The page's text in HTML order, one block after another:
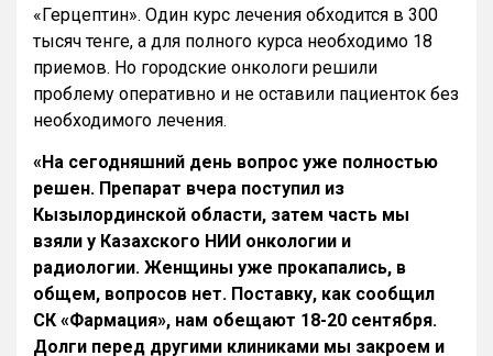
«Герцептин». Один курс лечения обходится в 300
тысяч тенге, а для полного курса необходимо 18
приемов. Но городские онкологи решили
проблему оперативно и не оставили пациенток без
необходимого лечения.
«На сегодняшний день вопрос уже полностью
решен. Препарат вчера поступил из
Кызылординской области, затем часть мы
взяли у Казахского НИИ онкологии и
радиологии. Женщины уже прокапались, в
общем, вопросов нет. Поставку, как сообщил
СК «Фармация», нам обещают 18-20 сентября.
Долги перед другими клиниками мы закроем и